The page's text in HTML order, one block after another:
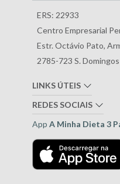
ERS: 22933
Centro Empresarial
Estr. Octávio Pato,
2785-723 S.
LINKS ÚTEIS
REDES SOCIAIS
App A Minha Dieta 3